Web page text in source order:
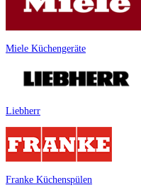
Miele Küchengeräte
Liebherr
Franke Küchenspülen